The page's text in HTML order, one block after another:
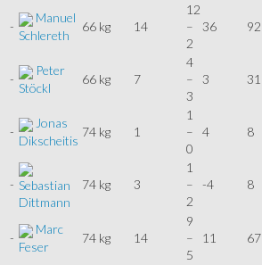
-
Manuel
Schlereth
66 kg 14
12
–
2
36 92
-
Peter
Stöckl
66 kg 7
4
–
3
3 31
-
Jonas
Dikscheitis
74 kg 1
1
–
0
4 8
- Sebastian
Dittmann
74 kg 3
1
–
2
-4 8
-
Marc
Feser
74 kg 14
9
–
5
11 67